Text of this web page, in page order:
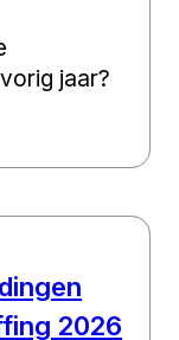
jaar?
2026